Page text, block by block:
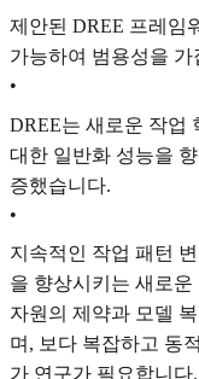
제안된 DREE 프레임
가능하여 범용성을 가
•
DREE는 새로운 작업
대한 일반화 성능을
증했습니다.
•
지속적인 작업 패턴
을 향상시키는 새로
자원의 제약과 모델
며, 보다 복잡하고 동
가 연구가 필요합니다.